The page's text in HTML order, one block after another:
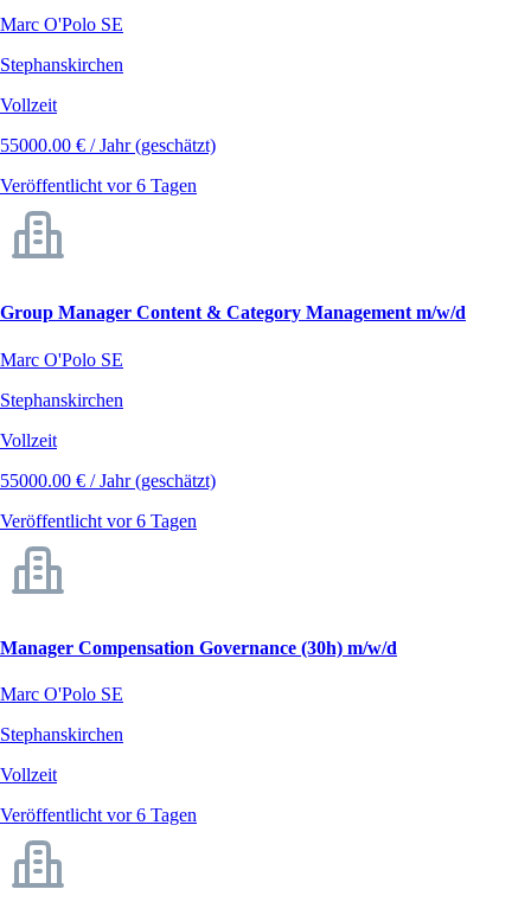
Marc O'Polo SE
Stephanskirchen
Vollzeit
55000.00 € / Jahr (geschätzt)
Veröffentlicht vor 6 Tagen
Group Manager Content & Category Management m/w/d
Marc O'Polo SE
Stephanskirchen
Vollzeit
55000.00 € / Jahr (geschätzt)
Veröffentlicht vor 6 Tagen
Manager Compensation Governance (30h) m/w/d
Marc O'Polo SE
Stephanskirchen
Vollzeit
Veröffentlicht vor 6 Tagen